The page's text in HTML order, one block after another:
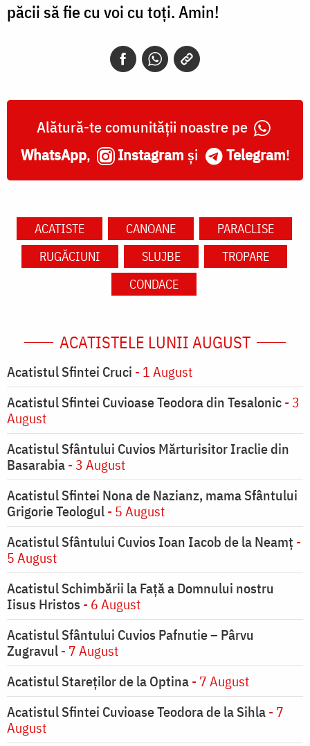
păcii să fie cu voi cu toți. Amin!
Alătură-te comunității noastre pe
WhatsApp, Instagram și Telegram!
ACATISTE CANOANE
PARACLISE
RUGĂCIUNI
SLUJBE
TROPARE
CONDACE
ACATISTELE LUNII AUGUST
Acatistul Sfintei Cruci - 1 August
Acatistul Sfintei Cuvioase Teodora din Tesalonic- 3
August
Acatistul Sfântului Cuvios Mărturisitor Iraclie din
Basarabia- 3 August
Acatistul Sfintei Nona de Nazianz, mama Sfântului
Grigorie Teologul- 5 August
Acatistul Sfântului Cuvios Ioan Iacob de la Neamț -
5 August
Acatistul Schimbării la Faţă a Domnului nostru
Iisus Hristos - 6 August
Acatistul Sfântului Cuvios Pafnutie – Pârvu
Zugravul- 7 August
Acatistul Stareţilor de la Optina- 7 August
Acatistul Sfintei Cuvioase Teodora de la Sihla- 7
August